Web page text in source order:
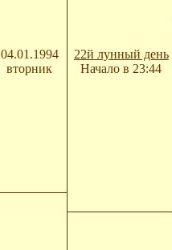
22й лунный день
Начало в 23:44
04.01.1994
вторник